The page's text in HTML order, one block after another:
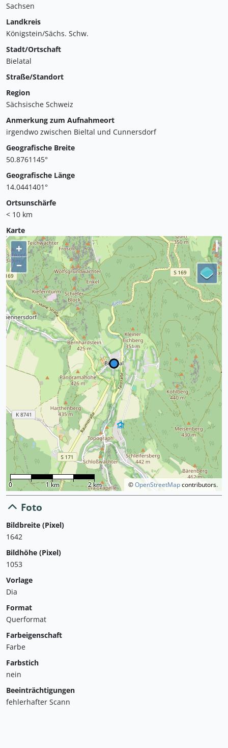
Sachsen
Landkreis
Königstein/Sächs. Schw.
Stadt/Ortschaft
Bielatal
Straße/Standort
Region
Sächsische Schweiz
Anmerkung zum Aufnahmeort
irgendwo zwischen Bieltal und Cunnersdorf
Geografische Breite
50.8761145°
Geografische Länge
14.0441401°
Ortsunschärfe
< 10 km
Karte
+
–
©OpenStreetMapcontributors.
0 1 km 2 km
Foto
Bildbreite (Pixel)
1642
Bildhöhe (Pixel)
1053
Vorlage
Dia
Format
Querformat
Farbeigenschaft
Farbe
Farbstich
nein
Beeinträchtigungen
fehlerhafter Scann